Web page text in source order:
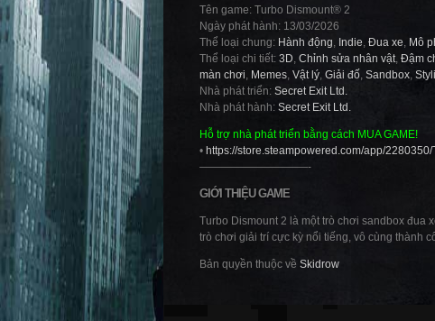
Tên game: Turbo Dismount® 2
Ngày phát hành: 13/03/2026
Thể loại chung: Hành động, Indie, Đua xe, Mô
Thể loại chi tiết: 3D, Chỉnh sửa nhân vật, Đậm
màn chơi, Memes, Vật lý, Giải đố, Sandbox,
Nhà phát triển: Secret Exit Ltd.
Nhà phát hành: Secret Exit Ltd.
Hỗ trợ nhà phát triển bằng cách MUA GAME!
• https://store.steampowered.com/app/
——————————-
GIỚI THIỆU GAME
Turbo Dismount 2 là một trò chơi sandbox đua
trò chơi giải trí cực kỳ nổi tiếng, vô cùng thành
Bản quyền thuộc về Skidrow